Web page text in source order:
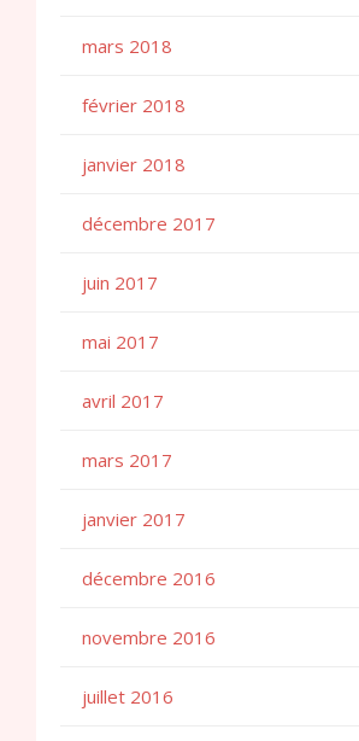
mars 2018
février 2018
janvier 2018
décembre 2017
juin 2017
mai 2017
avril 2017
mars 2017
janvier 2017
décembre 2016
novembre 2016
juillet 2016